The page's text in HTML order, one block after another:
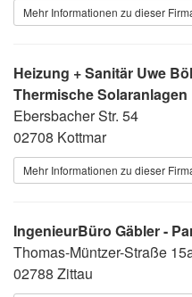
Mehr Informationen zu dieser
Heizung + Sanitär Uwe
Thermische Solaranlagen
Ebersbacher Str. 54
02708 Kottmar
Mehr Informationen zu dieser
IngenieurBüro Gäbler -
Thomas-Müntzer-Straße
02788 Zittau